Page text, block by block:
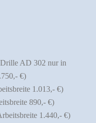
AD 302 nur in
€)
1.013,- €)
890,- €)
1.440,- €)